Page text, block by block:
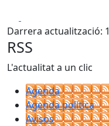
Darrera actualització:
RSS
L'actualitat a un clic
Agenda
Agenda política
Avisos